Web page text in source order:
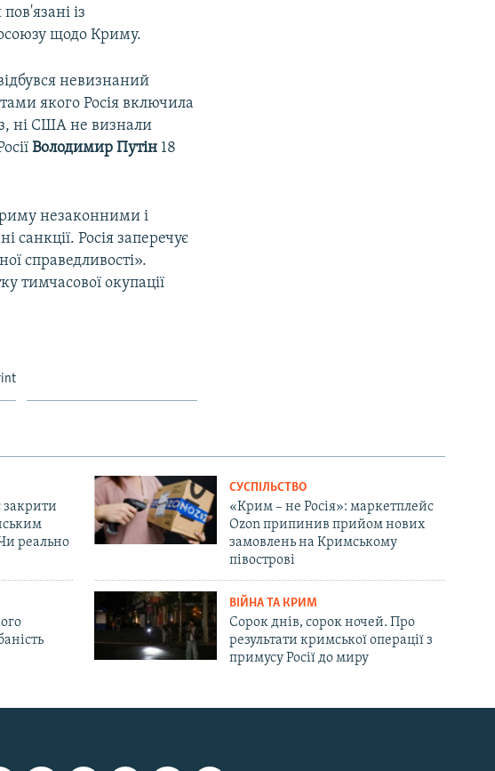
із
щодо Криму.
невизнаний
якого Росія включила
ні США не визнали
Володимир Путін 18
незаконними і
санкції. Росія заперечує
справедливості».
тимчасової окупації
закрити
реально
СУСПІЛЬСТВО
«Крим – не Росія»: маркетплейс
Ozon припинив прийом нових
замовлень на Кримському
півострові
ВІЙНА ТА КРИМ
Сорок днів, сорок ночей. Про
результати кримської операції з
примусу Росії до миру